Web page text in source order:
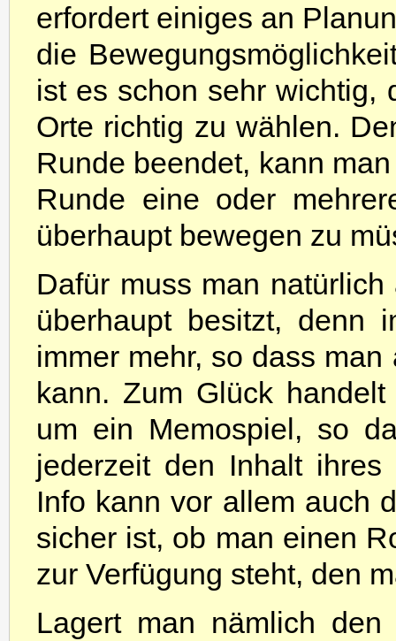
erfordert einiges an
die
ist es schon sehr wichtig,
Orte richtig zu wählen.
Runde beendet, kann
Runde eine oder
überhaupt bewegen zu
Dafür muss man
überhaupt besitzt, denn
immer mehr, so dass
kann. Zum Glück
um ein Memospiel, so
jederzeit den Inhalt
Info kann vor allem auch
sicher ist, ob man einen
zur Verfügung steht, den
Lagert man nämlich